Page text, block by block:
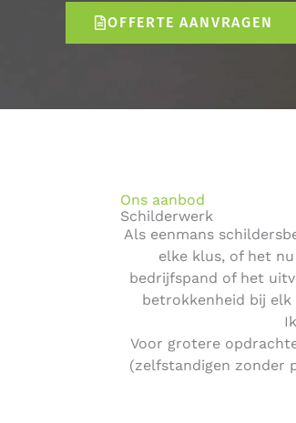
OFFERTE AANVRAGEN
Ons aanbod
Schilderwerk
Als eenmans
elke klus, of het
bedrijfspand of het
betrokkenheid bij
Voor grotere
(zelfstandigen zonder